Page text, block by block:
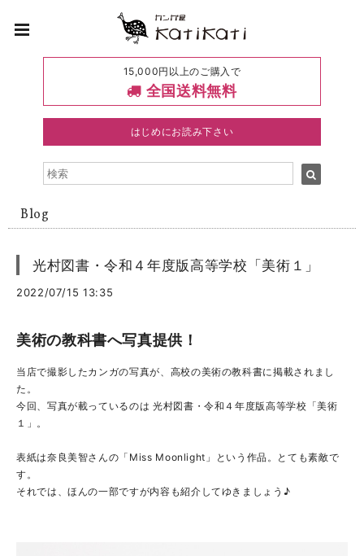
15,000円以上のご購入で
全国送料無料
はじめにお読み下さい
Blog
光村図書・令和４年度版高等学校「美術１」
2022/07/15 13:35
美術の教科書へ写真提供！
当店で撮影したカンガの写真が、高校の美術の教科書に掲載されまし
た。
今回、写真が載っているのは 光村図書・令和４年度版高等学校「美術
１」。
表紙は奈良美智さんの「Miss Moonlight」という作品。とても素敵で
す。
それでは、ほんの一部ですが内容も紹介してゆきましょう♪